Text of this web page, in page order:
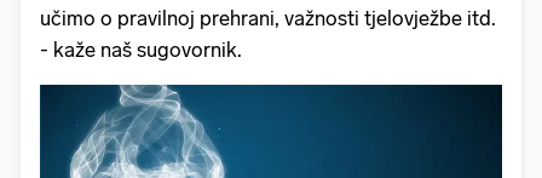
učimo o pravilnoj prehrani, važnosti tjelovježbe itd.
- kaže naš sugovornik.